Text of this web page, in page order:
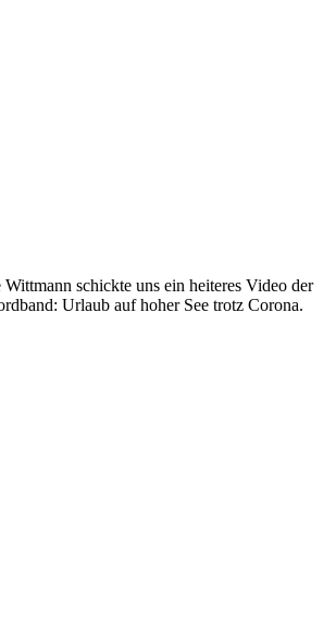
schickte uns ein heiteres Video der
Urlaub auf hoher See trotz Corona.